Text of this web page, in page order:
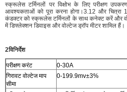
स्क्रूलेस टर्मिनलों पर विक्षोभ के लिए परीक्षण
आवश्यकताओं को पूरा करना होगा।3.12 और चित्रा
कंडक्टर को स्क्रूलेस टर्मिनलों के साथ कनेक्ट करें और
में डिफ्लेक्शन डिवाइस और वोल्टेज ड्रॉप मीटर शामिल हैं।
2विनिर्देश
परीक्षण करंट
0-30A
गिरावट वोल्टेज माप
सीमा
0-199.9mv±3%